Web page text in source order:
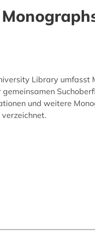
Library
und weitere